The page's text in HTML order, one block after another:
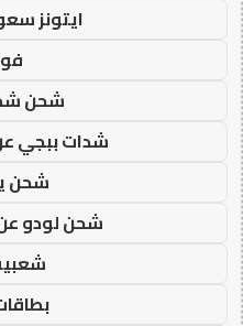
ايتونز
شحن
شدات ببجي
شحن
شحن لودو